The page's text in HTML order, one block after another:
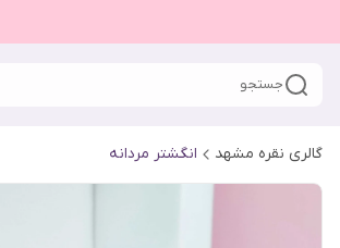
جستجو
گالری نقره مشهد انگشتر مردانه